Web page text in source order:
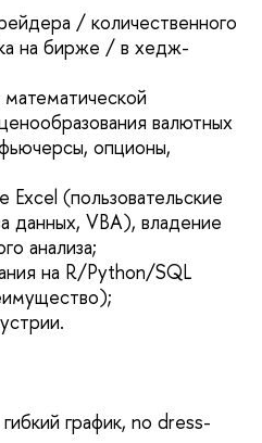
/ количественного
на бирже / в хедж-
валютных
опционы,
Excel (пользовательские
данных, VBA), владение
анализа;
на R/Python/SQL
график, no dress-